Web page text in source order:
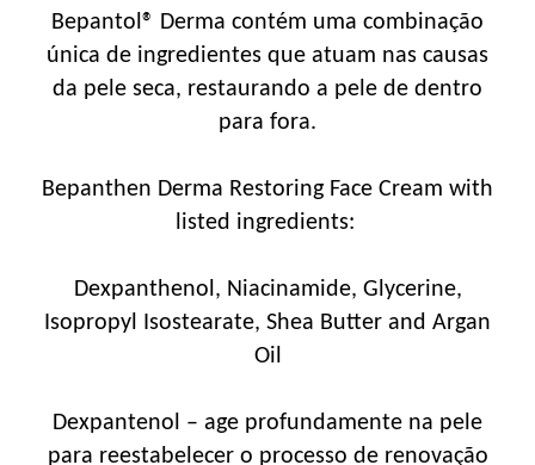
Bepantol® Derma contém uma combinação
única de ingredientes que atuam nas causas
da pele seca, restaurando a pele de dentro
para fora.
Bepanthen Derma Restoring Face Cream with
listed ingredients:
Dexpanthenol, Niacinamide, Glycerine,
Isopropyl Isostearate, Shea Butter and Argan
Oil
Dexpantenol – age profundamente na pele
para reestabelecer o processo de renovação